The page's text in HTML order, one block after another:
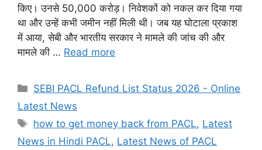
किए। उनसे 50,000 करोड़। निवेशकों को नकल कर दिया गया
था और उन्हें कभी जमीन नहीं मिली थी। जब यह घोटाला प्रकाश
में आया, सेबी और भारतीय सरकार ने मामले की जांच की और
मामले की … Read more
Categories
SEBI PACL Refund List Status 2026 - Online
Latest News
Tags
how to get money back from PACL, Latest
News in Hindi PACL, Latest News of PACL